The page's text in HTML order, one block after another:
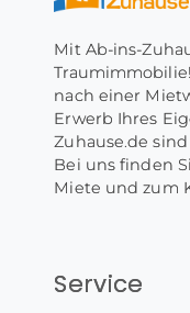
Mit Ab-ins-
nach einer
Erwerb Ihres
Zuhause.de
Bei uns finden
Miete und zum
Service